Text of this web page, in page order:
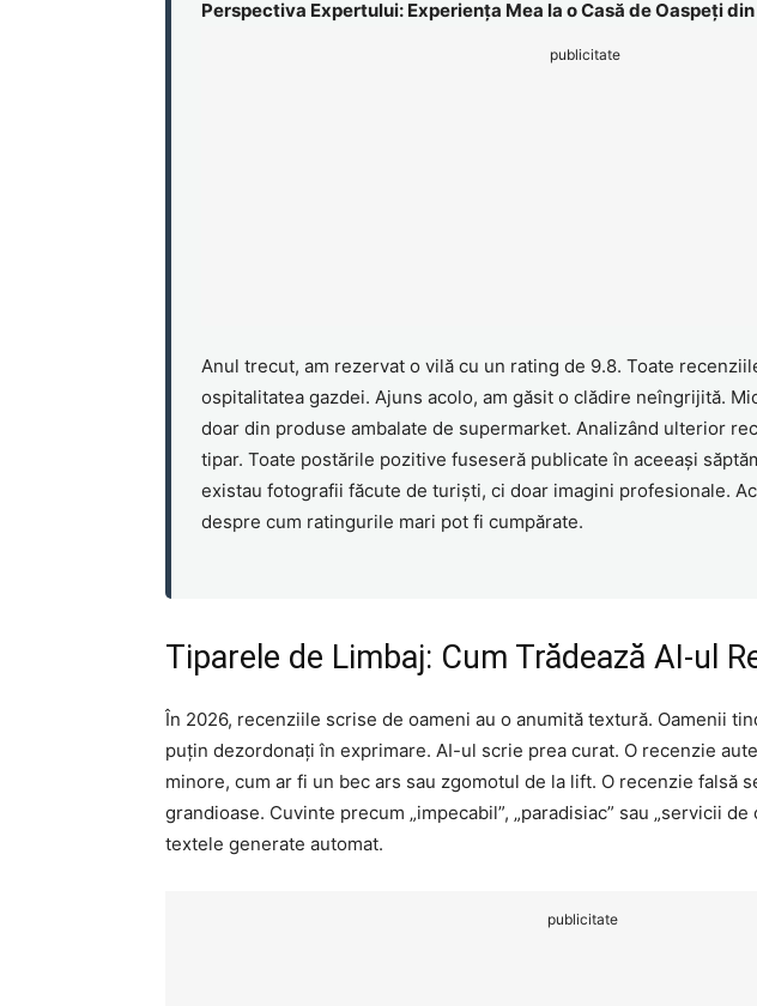
Perspectiva Expertului: Experiența Mea la o Casă de Oaspeți
publicitate
Anul trecut, am rezervat o vilă cu un rating de 9.8. Toate
ospitalitatea gazdei. Ajuns acolo, am găsit o clădire neîngrijită.
doar din produse ambalate de supermarket. Analizând ulterior
tipar. Toate postările pozitive fuseseră publicate în aceeași
existau fotografii făcute de turiști, ci doar imagini profesionale.
despre cum ratingurile mari pot fi cumpărate.
Tiparele de Limbaj: Cum Trădează AI-ul
În 2026, recenziile scrise de oameni au o anumită textură. Oamenii
puțin dezordonați în exprimare. AI-ul scrie prea curat. O recenzie
minore, cum ar fi un bec ars sau zgomotul de la lift. O recenzie falsă
grandioase. Cuvinte precum „impecabil”, „paradisiac” sau „servicii de
textele generate automat.
publicitate